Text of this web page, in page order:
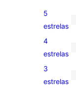
0
valoracións
de
5
estrelas
0
valoracións
de
4
estrelas
1
3
estrelas